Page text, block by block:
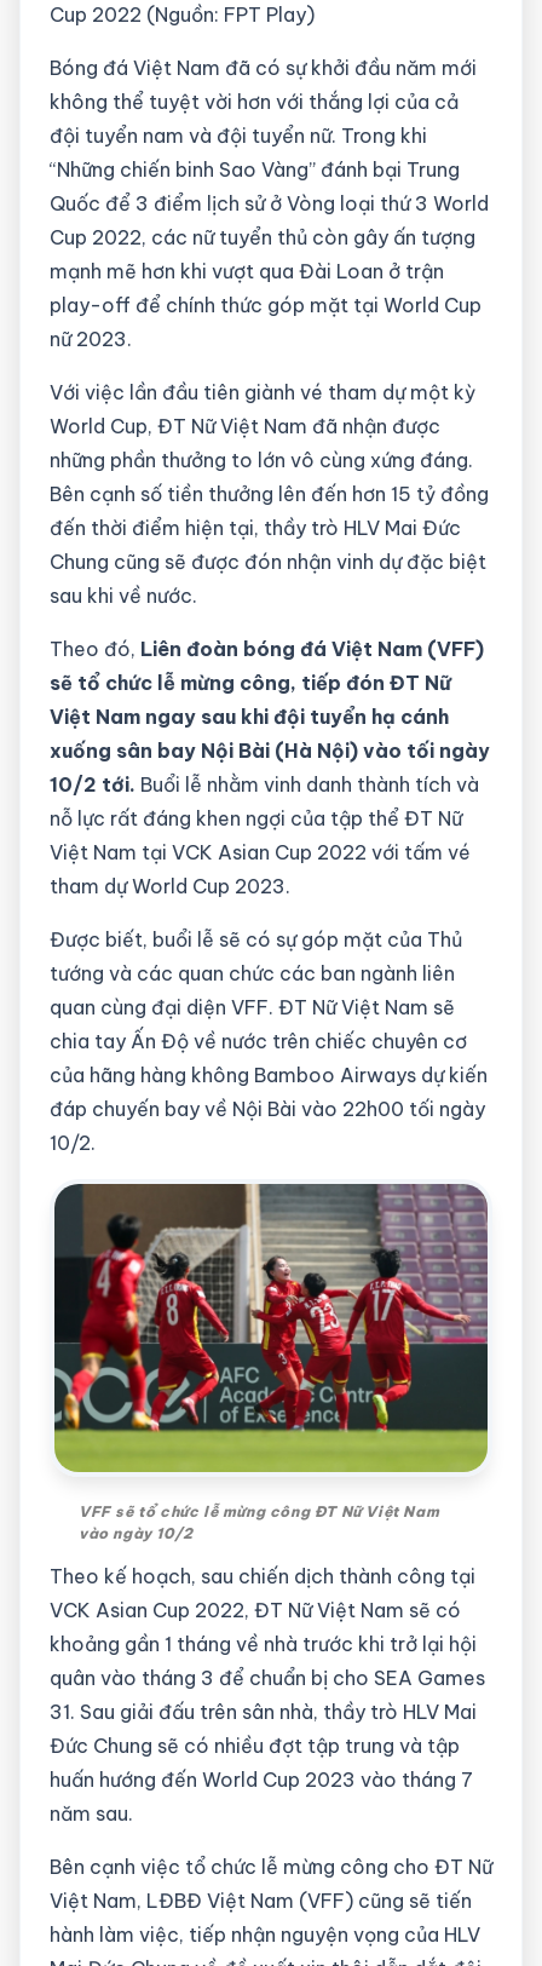
Cup 2022 (Nguồn: FPT Play)
Bóng đá Việt Nam đã có sự khởi đầu năm mới
không thể tuyệt vời hơn với thắng lợi của cả
đội tuyển nam và đội tuyển nữ. Trong khi
“Những chiến binh Sao Vàng” đánh bại Trung
Quốc để 3 điểm lịch sử ở Vòng loại thứ 3 World
Cup 2022, các nữ tuyển thủ còn gây ấn tượng
mạnh mẽ hơn khi vượt qua Đài Loan ở trận
play-off để chính thức góp mặt tại World Cup
nữ 2023.
Với việc lần đầu tiên giành vé tham dự một kỳ
World Cup, ĐT Nữ Việt Nam đã nhận được
những phần thưởng to lớn vô cùng xứng đáng.
Bên cạnh số tiền thưởng lên đến hơn 15 tỷ đồng
đến thời điểm hiện tại, thầy trò HLV Mai Đức
Chung cũng sẽ được đón nhận vinh dự đặc biệt
sau khi về nước.
Theo đó, Liên đoàn bóng đá Việt Nam (VFF)
sẽ tổ chức lễ mừng công, tiếp đón ĐT Nữ
Việt Nam ngay sau khi đội tuyển hạ cánh
xuống sân bay Nội Bài (Hà Nội) vào tối ngày
10/2 tới. Buổi lễ nhằm vinh danh thành tích và
nỗ lực rất đáng khen ngợi của tập thể ĐT Nữ
Việt Nam tại VCK Asian Cup 2022 với tấm vé
tham dự World Cup 2023.
Được biết, buổi lễ sẽ có sự góp mặt của Thủ
tướng và các quan chức các ban ngành liên
quan cùng đại diện VFF. ĐT Nữ Việt Nam sẽ
chia tay Ấn Độ về nước trên chiếc chuyên cơ
của hãng hàng không Bamboo Airways dự kiến
đáp chuyến bay về Nội Bài vào 22h00 tối ngày
10/2.
VFF sẽ tổ chức lễ mừng công ĐT Nữ Việt Nam
vào ngày 10/2
Theo kế hoạch, sau chiến dịch thành công tại
VCK Asian Cup 2022, ĐT Nữ Việt Nam sẽ có
khoảng gần 1 tháng về nhà trước khi trở lại hội
quân vào tháng 3 để chuẩn bị cho SEA Games
31. Sau giải đấu trên sân nhà, thầy trò HLV Mai
Đức Chung sẽ có nhiều đợt tập trung và tập
huấn hướng đến World Cup 2023 vào tháng 7
năm sau.
Bên cạnh việc tổ chức lễ mừng công cho ĐT Nữ
Việt Nam, LĐBĐ Việt Nam (VFF) cũng sẽ tiến
hành làm việc, tiếp nhận nguyện vọng của HLV